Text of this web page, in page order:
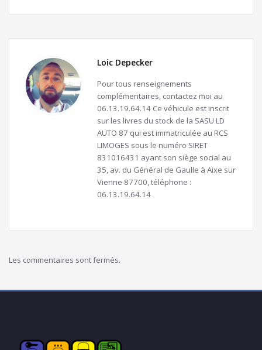
Loic Depecker
Pour tous renseignements
complémentaires, contactez moi au
06.13.19.64.14 Ce véhicule est inscrit
sur les livres du stock de la SASU LD
AUTO 87 qui est immatriculée au RCS
LIMOGES sous le numéro SIRET
831016431 ayant son siège social au
35, av. du Général de Gaulle à Aixe sur
Vienne 87700, téléphone :
06.13.19.64.14
Les commentaires sont fermés.